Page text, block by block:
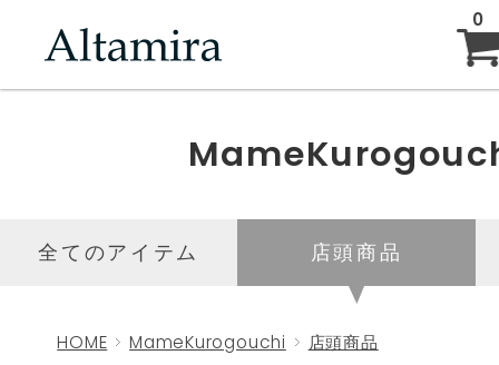
0
ABOUT
NEW ARRIVAL
BRAND
全てのアイテム 店頭商品
HOME MameKurogouchi 店頭商品